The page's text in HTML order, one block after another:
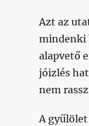
Azt az
mindenki
alapvető
jóizlés
nem
A